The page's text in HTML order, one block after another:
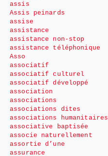
assis
Assis peinards
assise
assistance
assistance non-stop
assistance téléphonique
Asso
associatif
associatif culturel
associatif développé
association
associations
associations dites
associations humanitaires
associative baptisée
associe naturellement
assortie d’une
assurance